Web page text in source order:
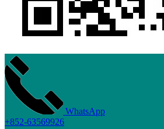
WhatsApp
+852-63569926